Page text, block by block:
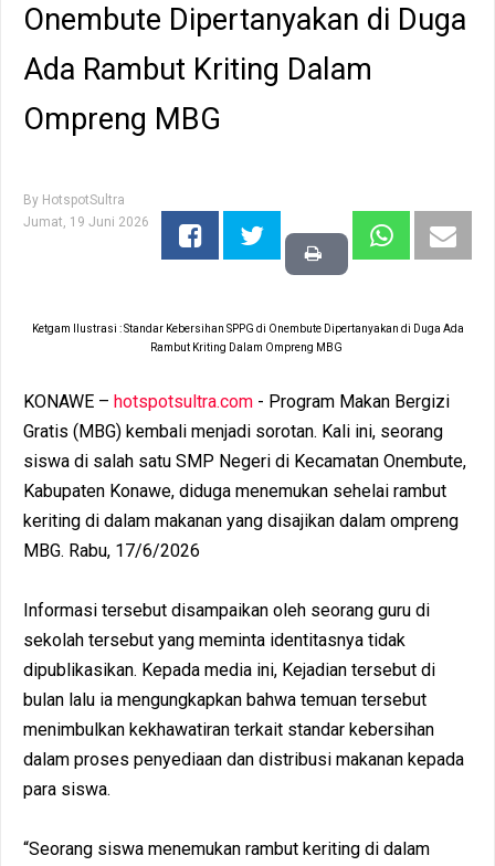
Onembute Dipertanyakan di Duga
Ada Rambut Kriting Dalam
Ompreng MBG
By HotspotSultra
Jumat, 19 Juni 2026
Ketgam Ilustrasi : Standar Kebersihan SPPG di Onembute Dipertanyakan di Duga Ada
Rambut Kriting Dalam Ompreng MBG
KONAWE – hotspotsultra.com - Program Makan Bergizi
Gratis (MBG) kembali menjadi sorotan. Kali ini, seorang
siswa di salah satu SMP Negeri di Kecamatan Onembute,
Kabupaten Konawe, diduga menemukan sehelai rambut
keriting di dalam makanan yang disajikan dalam ompreng
MBG. Rabu, 17/6/2026
Informasi tersebut disampaikan oleh seorang guru di
sekolah tersebut yang meminta identitasnya tidak
dipublikasikan. Kepada media ini, Kejadian tersebut di
bulan lalu ia mengungkapkan bahwa temuan tersebut
menimbulkan kekhawatiran terkait standar kebersihan
dalam proses penyediaan dan distribusi makanan kepada
para siswa.
“Seorang siswa menemukan rambut keriting di dalam